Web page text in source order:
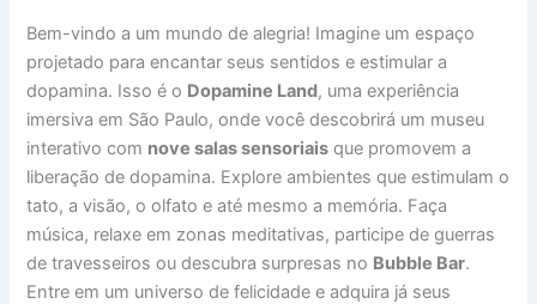
Bem-vindo a um mundo de alegria! Imagine um espaço
projetado para encantar seus sentidos e estimular a
dopamina. Isso é o Dopamine Land, uma experiência
imersiva em São Paulo, onde você descobrirá um museu
interativo com nove salas sensoriais que promovem a
liberação de dopamina. Explore ambientes que estimulam o
tato, a visão, o olfato e até mesmo a memória. Faça
música, relaxe em zonas meditativas, participe de guerras
de travesseiros ou descubra surpresas no Bubble Bar.
Entre em um universo de felicidade e adquira já seus